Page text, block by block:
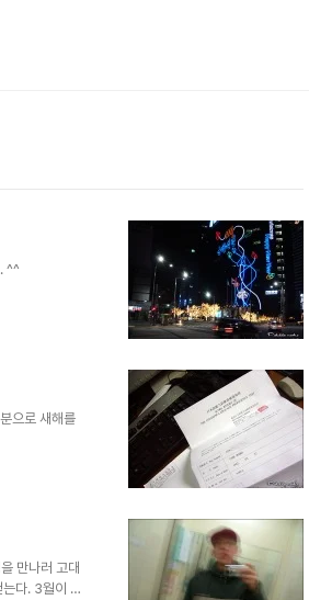
^^
으로 새해를
만나러 고대
다. 3월이 맞